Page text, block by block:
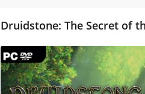
Druidstone: The Secret of